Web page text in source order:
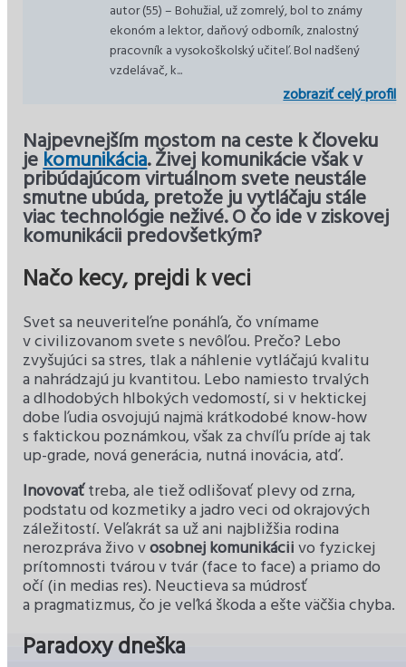
autor (55) – Bohužial, už zomrelý, bol to známy
ekonóm a lektor, daňový odborník, znalostný
pracovník a vysokoškolský učiteľ. Bol nadšený
vzdelávač, k...
zobraziť celý profil
Najpevnejším mostom na ceste k človeku
jekomunikácia. Živej komunikácie však v
pribúdajúcom virtuálnom svete neustále
smutne ubúda, pretože ju vytláčaju stále
viac technológie neživé. O čo ide v ziskovej
komunikácii predovšetkým?
Načo kecy, prejdi k veci
Svet sa neuveriteľne ponáhľa, čo vnímame
v civilizovanom svete s nevôľou. Prečo? Lebo
zvyšujúci sa stres, tlak a náhlenie vytláčajú kvalitu
a nahrádzajú ju kvantitou. Lebo namiesto trvalých
a dlhodobých hlbokých vedomostí, si v hektickej
dobe ľudia osvojujú najmä krátkodobé know-how
s faktickou poznámkou, však za chvíľu príde aj tak
up-grade, nová generácia, nutná inovácia, atď.
Inovovaťtreba, ale tiež odlišovať plevy od zrna,
podstatu od kozmetiky a jadro veci od okrajových
záležitostí. Veľakrát sa už ani najbližšia rodina
nerozpráva živo vosobnej komunikáciivo fyzickej
prítomnosti tvárou v tvár (face to face) a priamo do
očí (in medias res). Neuctieva sa múdrosť
a pragmatizmus, čo je veľká škoda a ešte väčšia chyba.
Paradoxy dneška